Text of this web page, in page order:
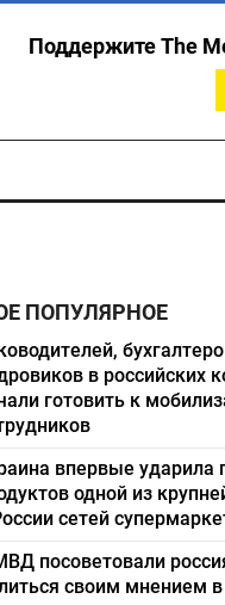
Поддержите The
ПОПУЛЯРНОЕ
в российских
готовить к
впервые ударила
одной из
сетей
посоветовали
своим мнением в